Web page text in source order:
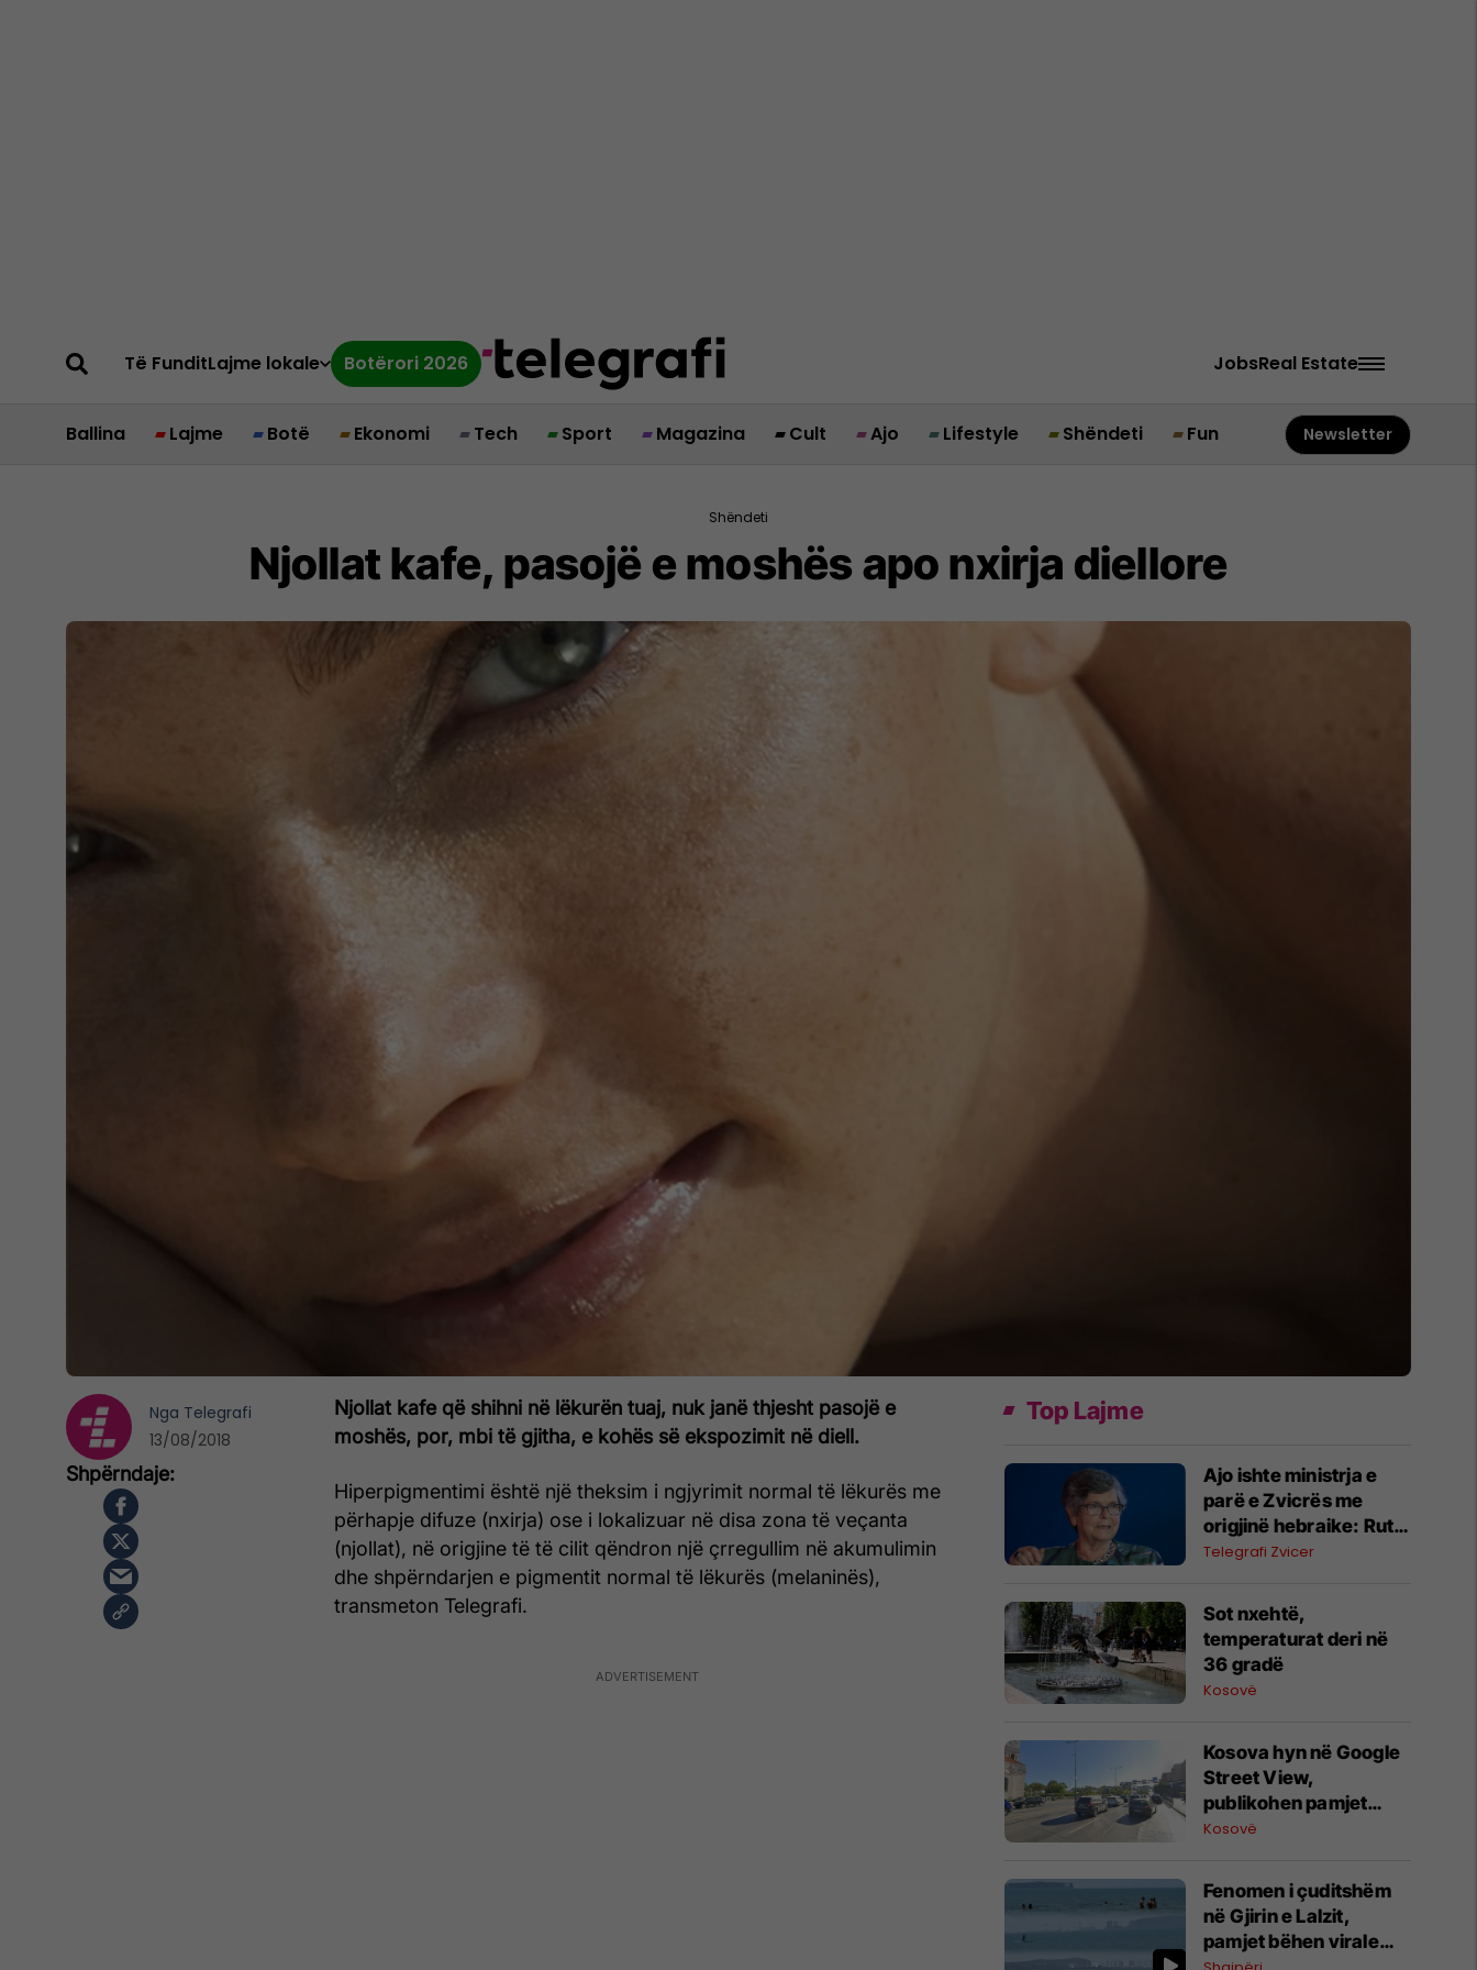
Të FunditLajme lokale Botërori 2026 JobsReal Estate
Ballina Lajme Botë Ekonomi Tech Sport Magazina Cult Ajo Lifestyle Shëndeti Fun Newsletter
Shëndeti
Njollat kafe, pasojë e moshës apo nxirja diellore
Njollat kafe që shihni në lëkurën tuaj, nuk janë thjesht pasojë e
moshës, por, mbi të gjitha, e kohës së ekspozimit në diell.
Hiperpigmentimi është një theksim i ngjyrimit normal të lëkurës me
përhapje difuze (nxirja) ose i lokalizuar në disa zona të veçanta
(njollat), në origjine të të cilit qëndron një çrregullim në akumulimin
dhe shpërndarjen e pigmentit normal të lëkurës (melaninës),
transmeton Telegrafi.
Nga Telegrafi
13/08/2018
Top Lajme
Ajo ishte ministrja e
parë e Zvicrës me
origjinë hebraike: Ruth
Dreifuss kritikon
të Izraelit në Gazë
Telegrafi Zvicer
Sot nxehtë,
temperaturat deri në
36 gradë
Kosovë
Kosova hyn në Google
Street View,
publikohen pamjet
360-gradëshe
Kosovë
Fenomen i çuditshëm
në Gjirin e Lalzit,
pamjet bëhen virale